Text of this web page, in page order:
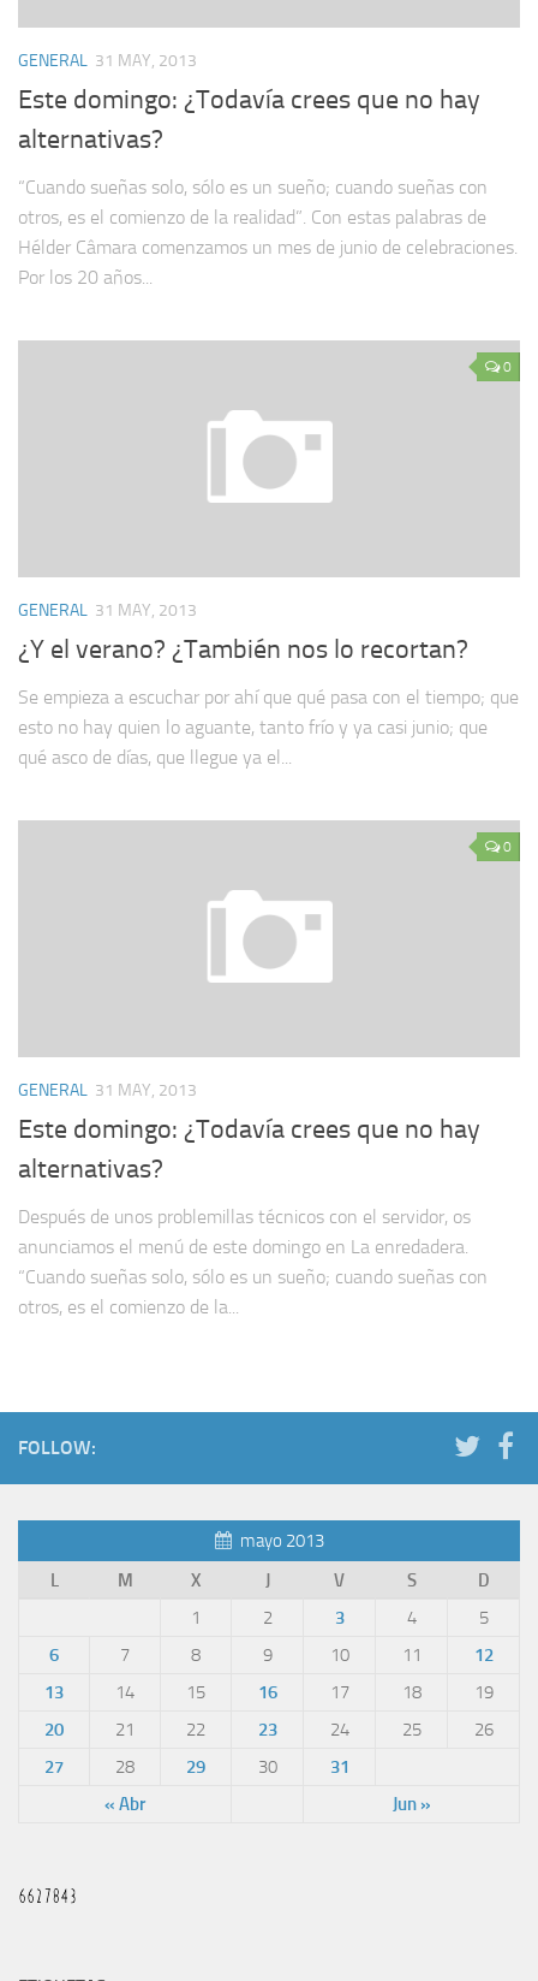
GENERAL 31 MAY, 2013
Este domingo: ¿Todavía crees que no hay
alternativas?
“Cuando sueñas solo, sólo es un sueño; cuando sueñas con
otros, es el comienzo de la realidad”. Con estas palabras de
Hélder Câmara comenzamos un mes de junio de celebraciones.
Por los 20 años...
0
GENERAL 31 MAY, 2013
¿Y el verano? ¿También nos lo recortan?
Se empieza a escuchar por ahí que qué pasa con el tiempo; que
esto no hay quien lo aguante, tanto frío y ya casi junio; que
qué asco de días, que llegue ya el...
0
GENERAL 31 MAY, 2013
Este domingo: ¿Todavía crees que no hay
alternativas?
Después de unos problemillas técnicos con el servidor, os
anunciamos el menú de este domingo en La enredadera.
“Cuando sueñas solo, sólo es un sueño; cuando sueñas con
otros, es el comienzo de la...
FOLLOW:
mayo 2013
L
M X J V S D
« Abr Jun »
1 2 3 4
5
6
7 8 9 10 11
12
13
14 15 16 17 18
19
20
21 22 23 24 25
26
27
28 29 30 31